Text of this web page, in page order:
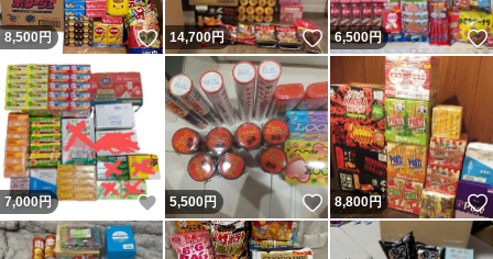
8,500 円 いいね！
14,700円 いいね！
6,500円
7,000円 いいね！
5,500円 いいね！
8,800円